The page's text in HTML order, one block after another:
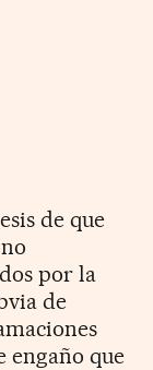
de que
por la
de
engaño que